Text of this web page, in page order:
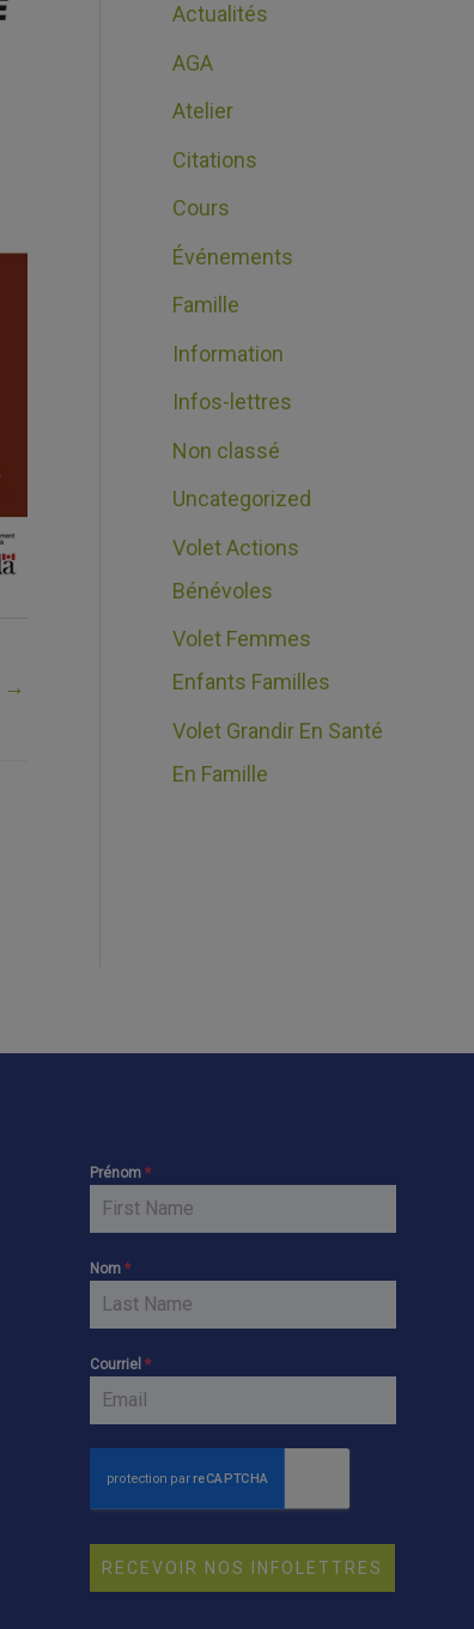
→
Actualités
AGA
Atelier
Citations
Cours
Événements
Famille
Information
Infos-lettres
Non classé
Uncategorized
Volet Actions
Bénévoles
Volet Femmes
Enfants Familles
Volet Grandir En Santé
En Famille
Prénom *
Nom *
Courriel *
RECEVOIR NOS INFOLETTRES